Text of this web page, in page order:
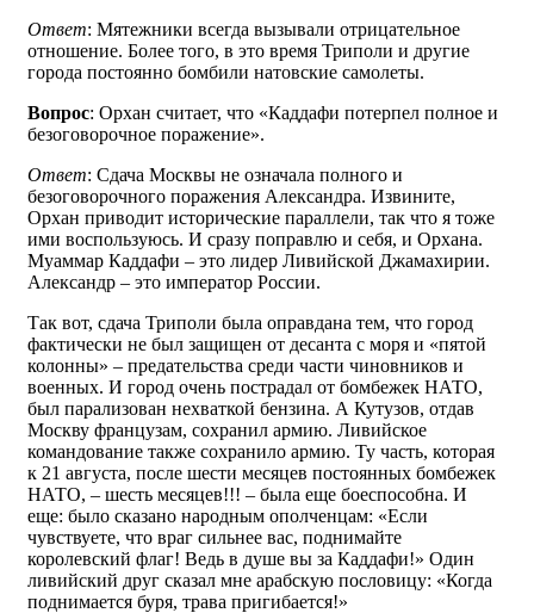
Ответ: Мятежники всегда вызывали отрицательное
отношение. Более того, в это время Триполи и другие
города постоянно бомбили натовские самолеты.
Вопрос: Орхан считает, что «Каддафи потерпел полное и
безоговорочное поражение».
Ответ: Сдача Москвы не означала полного и
безоговорочного поражения Александра. Извините,
Орхан приводит исторические параллели, так что я тоже
ими воспользуюсь. И сразу поправлю и себя, и Орхана.
Муаммар Каддафи – это лидер Ливийской Джамахирии.
Александр – это император России.
Так вот, сдача Триполи была оправдана тем, что город
фактически не был защищен от десанта с моря и «пятой
колонны» – предательства среди части чиновников и
военных. И город очень пострадал от бомбежек НАТО,
был парализован нехваткой бензина. А Кутузов, отдав
Москву французам, сохранил армию. Ливийское
командование также сохранило армию. Ту часть, которая
к 21 августа, после шести месяцев постоянных бомбежек
НАТО, – шесть месяцев!!! – была еще боеспособна. И
еще: было сказано народным ополченцам: «Если
чувствуете, что враг сильнее вас, поднимайте
королевский флаг! Ведь в душе вы за Каддафи!» Один
ливийский друг сказал мне арабскую пословицу: «Когда
поднимается буря, трава пригибается!»